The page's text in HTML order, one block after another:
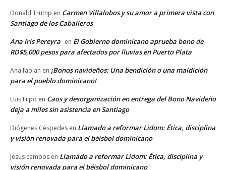
Donald Trump en Carmen Villalobos y su amor a primera vista con
Santiago de los Caballeros
Ana Iris Pereyra en El Gobierno dominicano aprueba bono de
RD$5,000 pesos para afectados por lluvias en Puerto Plata
Ana fabian en ¡Bonos navideños: Una bendición o una maldición
para el pueblo dominicano!
Luis Filpo en Caos y desorganización en entrega del Bono Navideño
deja a miles sin asistencia en Santiago
Diógenes Céspedes en Llamado a reformar Lidom: Ética, disciplina
y visión renovada para el béisbol dominicano
Jesus campos en Llamado a reformar Lidom: Ética, disciplina y
visión renovada para el béisbol dominicano